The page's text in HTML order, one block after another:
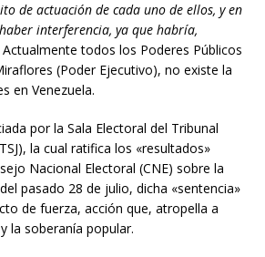
de actuación de cada uno de ellos, y en
interferencia, ya que habría,
Actualmente todos los Poderes Públicos
(Poder Ejecutivo), no existe la
en Venezuela.
por la Sala Electoral del Tribunal
la cual ratifica los «resultados»
Nacional Electoral (CNE) sobre la
pasado 28 de julio, dicha «sentencia»
de fuerza, acción que, atropella a
la soberanía popular.